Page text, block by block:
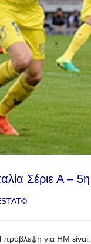
Σέριε Α –
πρόβλεψη για HΜ είναι: